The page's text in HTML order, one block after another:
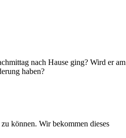
nach Hause ging? Wird er am
haben?
können. Wir bekommen dieses